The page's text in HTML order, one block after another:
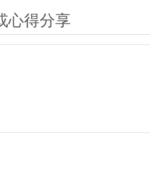
心得分享